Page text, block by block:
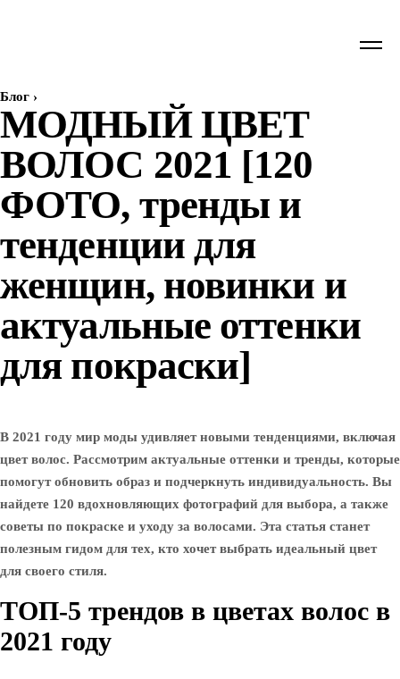
Блог ›
МОДНЫЙ ЦВЕТ
ВОЛОС 2021 [120
ФОТО, тренды и
тенденции для
женщин, новинки и
актуальные оттенки
для покраски]
В 2021 году мир моды удивляет новыми тенденциями, включая
цвет волос. Рассмотрим актуальные оттенки и тренды, которые
помогут обновить образ и подчеркнуть индивидуальность. Вы
найдете 120 вдохновляющих фотографий для выбора, а также
советы по покраске и уходу за волосами. Эта статья станет
полезным гидом для тех, кто хочет выбрать идеальный цвет
для своего стиля.
ТОП-5 трендов в цветах волос в
2021 году